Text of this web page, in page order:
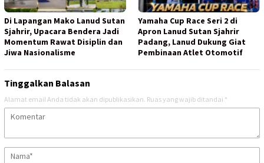
Di Lapangan Mako Lanud Sutan
Sjahrir, Upacara Bendera Jadi
Momentum Rawat Disiplin dan
Jiwa Nasionalisme
Yamaha Cup Race Seri 2 di
Apron Lanud Sutan Sjahrir
Padang, Lanud Dukung Giat
Pembinaan Atlet Otomotif
Tinggalkan Balasan
Alamat email Anda tidak akan dipublikasikan. Ruas yang wajib ditandai *